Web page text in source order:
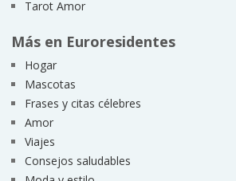
Tarot Amor
Más en Euroresidentes
Hogar
Mascotas
Frases y citas célebres
Amor
Viajes
Consejos saludables